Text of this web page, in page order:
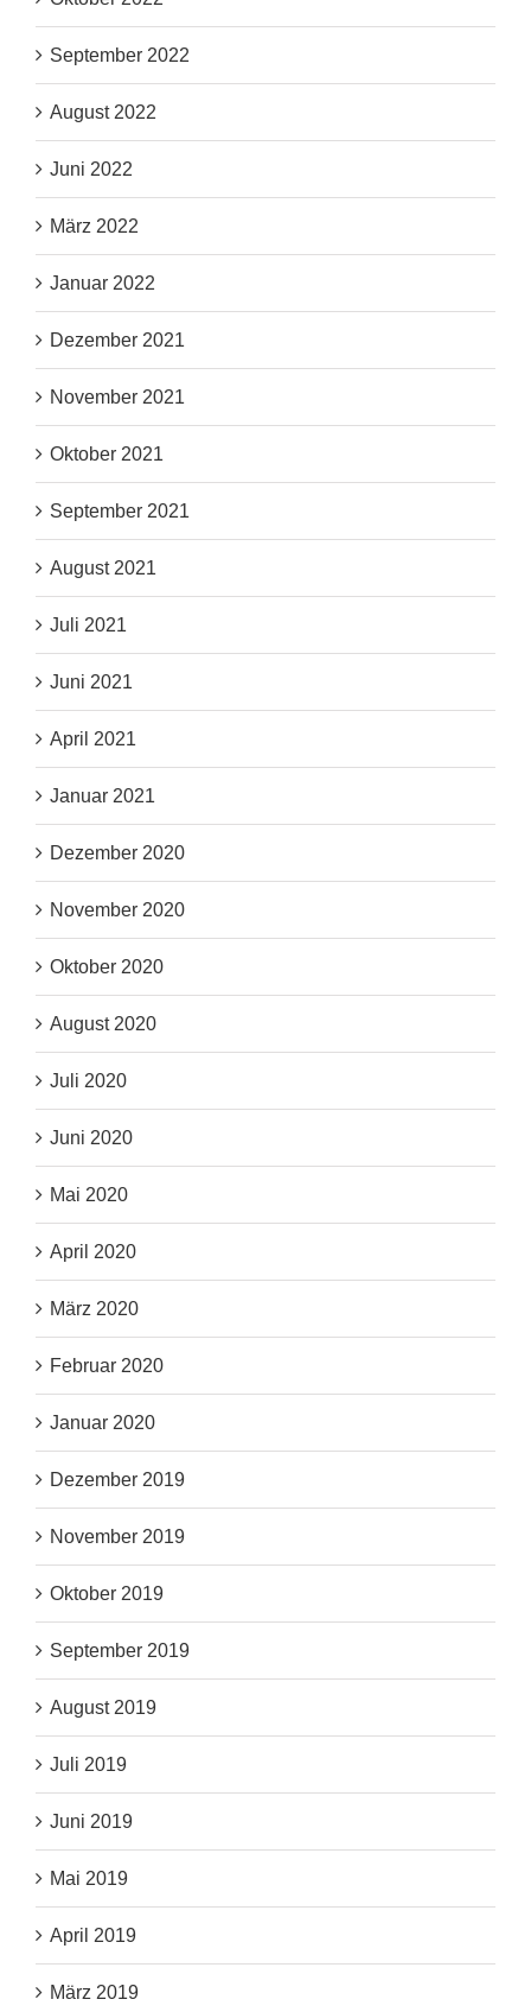
September 2022
August 2022
Juni 2022
März 2022
Januar 2022
Dezember 2021
November 2021
Oktober 2021
September 2021
August 2021
Juli 2021
Juni 2021
April 2021
Januar 2021
Dezember 2020
November 2020
Oktober 2020
August 2020
Juli 2020
Juni 2020
Mai 2020
April 2020
März 2020
Februar 2020
Januar 2020
Dezember 2019
November 2019
Oktober 2019
September 2019
August 2019
Juli 2019
Juni 2019
Mai 2019
April 2019
März 2019